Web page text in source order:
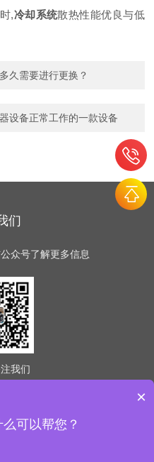
,冷却系统散热性能优良与低
久需要进行更换？
设备正常工作的一款设备
们
众号了解更多信息
我们
津）制冷科技有限公司
×
可以帮您？